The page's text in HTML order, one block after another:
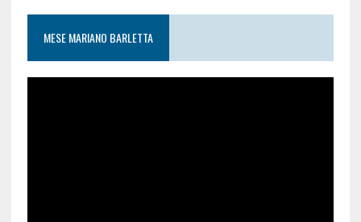
MESE MARIANO BARLETTA